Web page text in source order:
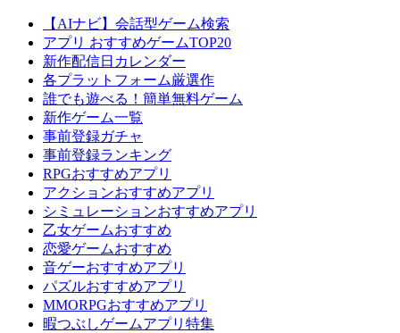
【AIナビ】会話型ゲーム検索
アプリ おすすめゲームTOP20
新作配信日カレンダー
各プラットフォーム厳選作
誰でも遊べる！簡単無料ゲーム
新作ゲーム一覧
事前登録ガチャ
事前登録ランキング
RPGおすすめアプリ
アクションおすすめアプリ
シミュレーションおすすめアプリ
乙女ゲームおすすめ
恋愛ゲームおすすめ
音ゲーおすすめアプリ
パズルおすすめアプリ
MMORPGおすすめアプリ
暇つぶしゲームアプリ特集